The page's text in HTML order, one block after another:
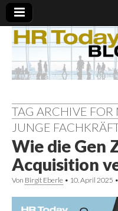
TAG ARCHIVE
JUNGE
Wie die Gen
Acquisition
Von Birgit Eberle • 10. April 2025 •